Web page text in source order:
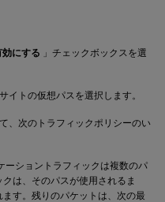
にする 」チェックボックスを選
イトの仮想パスを選択します。
、次のトラフィックポリシーのい
ーショントラフィックは複数のパ
は、そのパスが使用されるま
す。残りのパケットは、次の最